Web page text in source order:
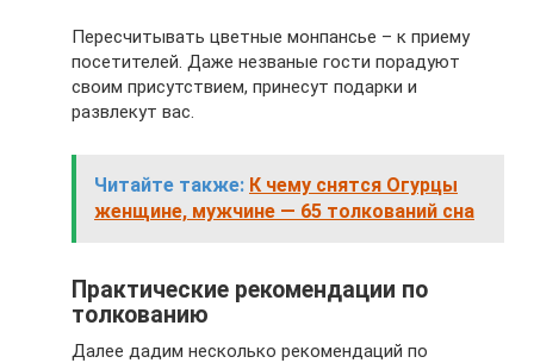
Пересчитывать цветные монпансье – к приему
посетителей. Даже незваные гости порадуют
своим присутствием, принесут подарки и
развлекут вас.
Читайте также: К чему снятся Огурцы
женщине, мужчине — 65 толкований сна
Практические рекомендации по
толкованию
Далее дадим несколько рекомендаций по